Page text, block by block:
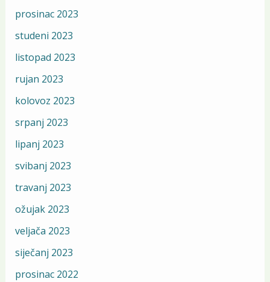
prosinac 2023
studeni 2023
listopad 2023
rujan 2023
kolovoz 2023
srpanj 2023
lipanj 2023
svibanj 2023
travanj 2023
ožujak 2023
veljača 2023
siječanj 2023
prosinac 2022